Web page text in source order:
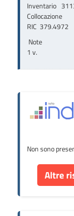
Inventario
Collocazione
RIC  379.4972
Note
1 v.
Non sono
Altre